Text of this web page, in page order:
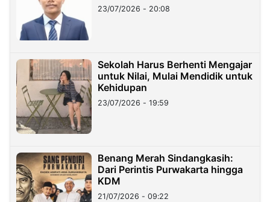
23/07/2026 - 20:08
Sekolah Harus Berhenti Mengajar
untuk Nilai, Mulai Mendidik untuk
Kehidupan
23/07/2026 - 19:59
Benang Merah Sindangkasih:
Dari Perintis Purwakarta hingga
KDM
21/07/2026 - 09:22